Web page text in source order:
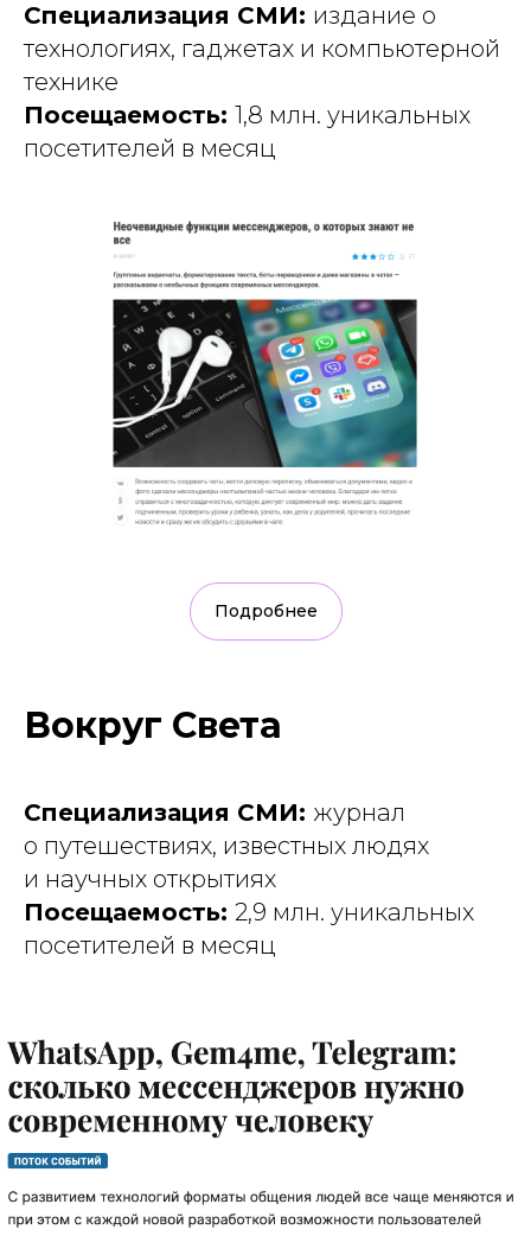
Специализация СМИ: издание о
технологиях, гаджетах и компьютерной
технике
Посещаемость: 1,8 млн. уникальных
посетителей в месяц
Подробнее
Вокруг Света
Специализация СМИ: журнал
о путешествиях, известных людях
и научных открытиях
Посещаемость: 2,9 млн. уникальных
посетителей в месяц